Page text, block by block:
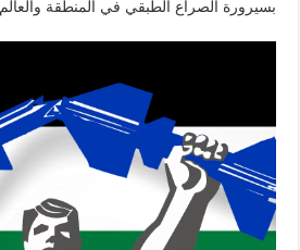
بسيرورة الصراع الطبقي في المنطقة والعالم.